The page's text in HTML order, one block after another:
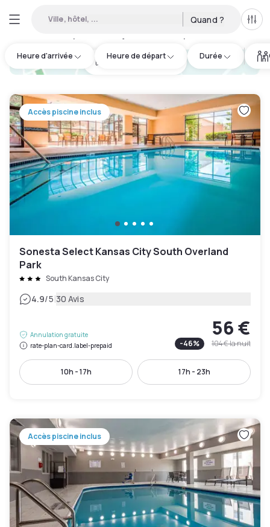
Ville, hôtel, ... Quand ?
Heure d'arrivée Heure de départ Durée
hotel.cta.view_map
Accès piscine inclus
Sonesta Select Kansas City South Overland
Park
South Kansas City
4.9/5|30 Avis
Annulation gratuite
rate-plan-card.label-prepaid
56 €
-46% 104 €la nuit
10h - 17h 17h - 23h
Accès piscine inclus